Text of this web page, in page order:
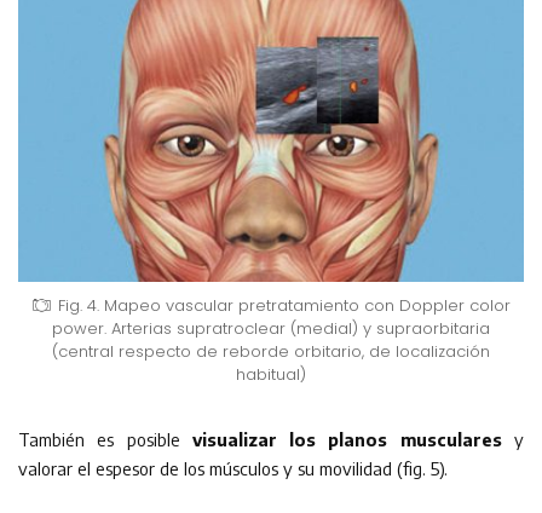
Fig. 4. Mapeo vascular pretratamiento con Doppler color
power. Arterias supratroclear (medial) y supraorbitaria
(central respecto de reborde orbitario, de localización
habitual)
También es posible visualizar los planos muscularesy
valorar el espesor de los músculos y su movilidad (fig. 5).